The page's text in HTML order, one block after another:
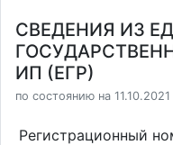
СВЕДЕНИЯ ИЗ
ИП (ЕГР)
по состоянию на 11.10.2021
Регистрационный